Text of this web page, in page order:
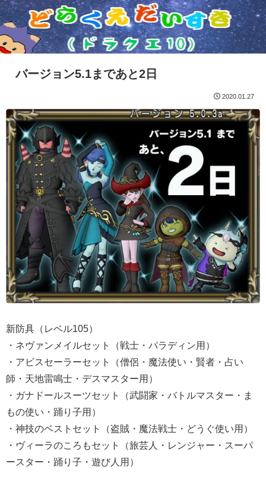
バージョン5.1まであと2日
2020.01.27
新防具（レベル105）
・ネヴァンメイルセット（戦士・パラディン用）
・アビスセーラーセット（僧侶・魔法使い・賢者・占い
師・天地雷鳴士・デスマスター用）
・ガナドールスーツセット（武闘家・バトルマスター・ま
もの使い・踊り子用）
・神技のベストセット（盗賊・魔法戦士・どうぐ使い用）
・ヴィーラのころもセット（旅芸人・レンジャー・スーパ
ースター・踊り子・遊び人用）